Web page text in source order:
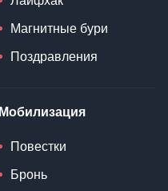
Магнитные бури
Поздравления
Мобилизация
Повестки
Бронь